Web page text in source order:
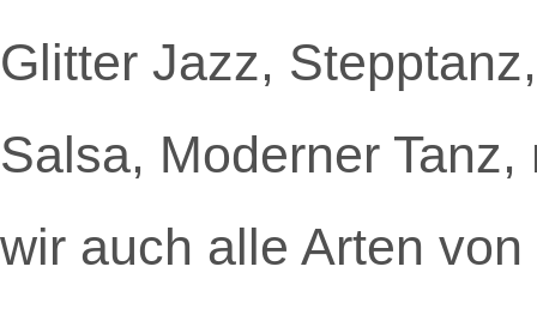
Glitter Jazz,
Salsa, Moderner
wir auch alle Arten